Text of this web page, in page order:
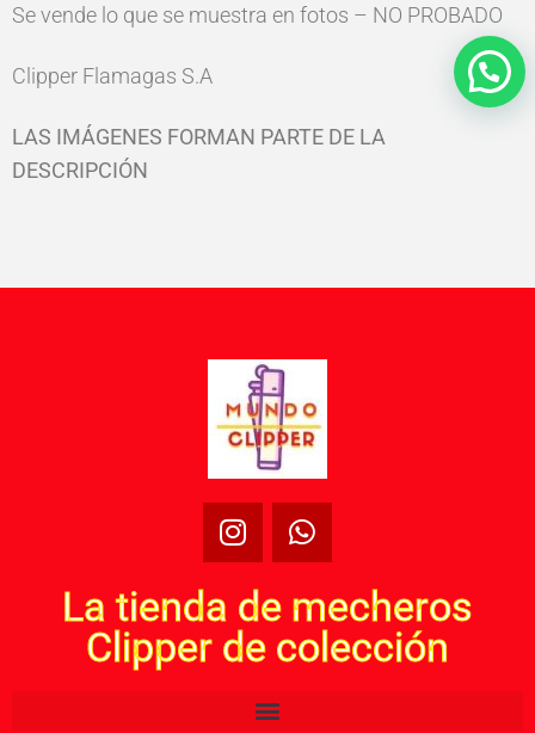
Se vende lo que se muestra en fotos – NO PROBADO
Clipper Flamagas S.A
LAS IMÁGENES FORMAN PARTE DE LA
DESCRIPCIÓN
La tienda de mecheros
Clipper de colección